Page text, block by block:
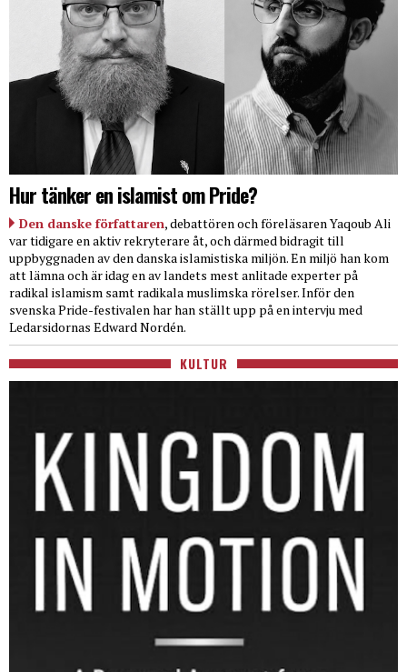
Hur tänker en islamist om Pride?
Den danske författaren, debattören och föreläsaren Yaqoub Ali
var tidigare en aktiv rekryterare åt, och därmed bidragit till
uppbyggnaden av den danska islamistiska miljön. En miljö han kom
att lämna och är idag en av landets mest anlitade experter på
radikal islamism samt radikala muslimska rörelser. Inför den
svenska Pride-festivalen har han ställt upp på en intervju med
Ledarsidornas Edward Nordén.
KULTUR